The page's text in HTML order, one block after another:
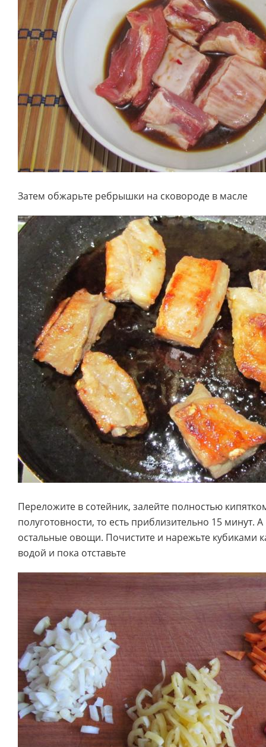
Затем обжарьте ребрышки на сковороде в масле
Переложите в сотейник, залейте полностью
полуготовности, то есть приблизительно 15 минут.
остальные овощи. Почистите и нарежьте кубиками
водой и пока отставьте